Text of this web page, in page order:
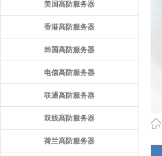
美国高防服务器
香港高防服务器
韩国高防服务器
电信高防服务器
联通高防服务器
双线高防服务器
荷兰高防服务器